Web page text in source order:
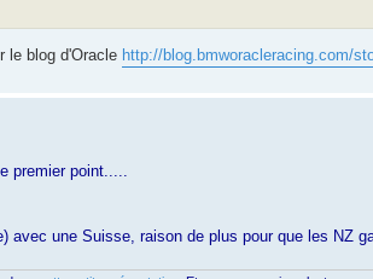
le blog d'Oracle http://blog.bmworacleracing.com/
premier point.....
avec une Suisse, raison de plus pour que les NZ